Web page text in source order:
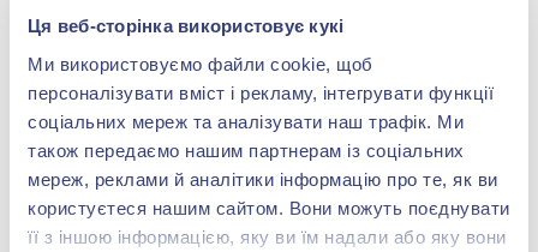
Ця веб-сторінка використовує кукі
Ми використовуємо файли cookie, щоб
персоналізувати вміст і рекламу, інтегрувати функції
соціальних мереж та аналізувати наш трафік. Ми
також передаємо нашим партнерам із соціальних
мереж, реклами й аналітики інформацію про те, як ви
користуєтеся нашим сайтом. Вони можуть поєднувати
її з іншою інформацією, яку ви їм надали або яку вони
Підвіска зі срібла 925° з
емаллю, арт. 124.095
9 816,00 грн
Підвіска зі срібла 925° з
емаллю, арт. 124.062
9 816,00 грн